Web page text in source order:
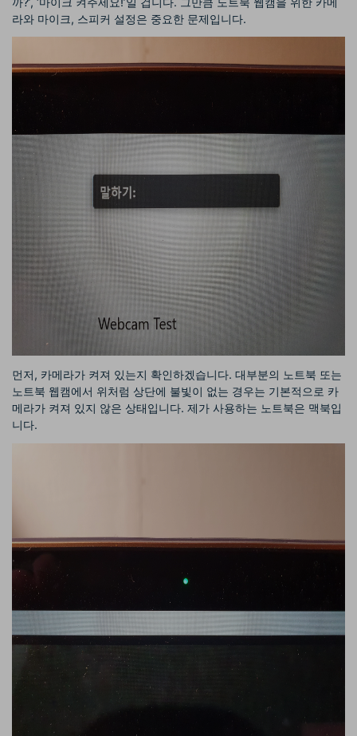
라와 마이크, 스피커 설정은 중요한 문제입니다.
먼저, 카메라가 켜져 있는지 확인하겠습니다. 대부분의 노트북 또는
노트북 웹캠에서 위처럼 상단에 불빛이 없는 경우는 기본적으로 카
메라가 켜져 있지 않은 상태입니다. 제가 사용하는 노트북은 맥북입
니다.